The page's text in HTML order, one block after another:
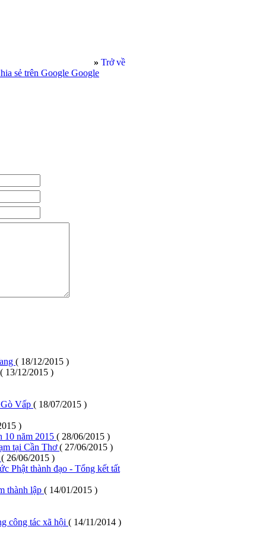
» Trở về
Google
( 18/12/2015 )
( 13/12/2015 )
Vấp ( 18/07/2015 )
)
10 năm 2015 ( 28/06/2015 )
tại Cần Thơ( 27/06/2015 )
( 26/06/2015 )
Phật thành đạo - Tổng kết tất
thành lập ( 14/01/2015 )
công tác xã hội ( 14/11/2014 )